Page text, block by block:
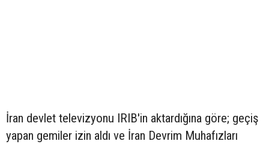
İran devlet televizyonu IRIB'in aktardığına göre; geçiş
yapan gemiler izin aldı ve İran Devrim Muhafızları